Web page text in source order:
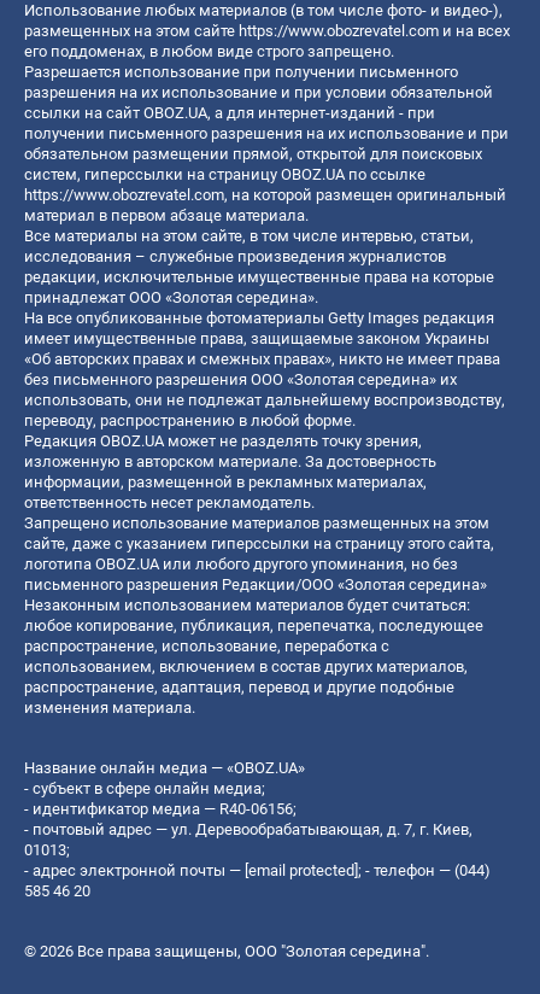
Использование любых материалов (в том числе фото- и видео-),
размещенных на этом сайте https://www.obozrevatel.com и на всех
его поддоменах, в любом виде строго запрещено.
Разрешается использование при получении письменного
разрешения на их использование и при условии обязательной
ссылки на сайт OBOZ.UA, а для интернет-изданий - при
получении письменного разрешения на их использование и при
обязательном размещении прямой, открытой для поисковых
систем, гиперссылки на страницу OBOZ.UA по ссылке
https://www.obozrevatel.com, на которой размещен оригинальный
материал в первом абзаце материала.
Все материалы на этом сайте, в том числе интервью, статьи,
исследования – служебные произведения журналистов
редакции, исключительные имущественные права на которые
принадлежат ООО «Золотая середина».
На все опубликованные фотоматериалы Getty Images редакция
имеет имущественные права, защищаемые законом Украины
«Об авторских правах и смежных правах», никто не имеет права
без письменного разрешения ООО «Золотая середина» их
использовать, они не подлежат дальнейшему воспроизводству,
переводу, распространению в любой форме.
Редакция OBOZ.UA может не разделять точку зрения,
изложенную в авторском материале. За достоверность
информации, размещенной в рекламных материалах,
ответственность несет рекламодатель.
Запрещено использование материалов размещенных на этом
сайте, даже с указанием гиперссылки на страницу этого сайта,
логотипа OBOZ.UA или любого другого упоминания, но без
письменного разрешения Редакции/ООО «Золотая середина»
Незаконным использованием материалов будет считаться:
любое копирование, публикация, перепечатка, последующее
распространение, использование, переработка с
использованием, включением в состав других материалов,
распространение, адаптация, перевод и другие подобные
изменения материала.
Название онлайн медиа — «OBOZ.UA»
- субъект в сфере онлайн медиа;
- идентификатор медиа — R40-06156;
- почтовый адрес — ул. Деревообрабатывающая, д. 7, г. Киев,
01013;
- адрес электронной почты — [email protected] ; - телефон — (044)
585 46 20
© 2026 Все права защищены, ООО "Золотая середина".